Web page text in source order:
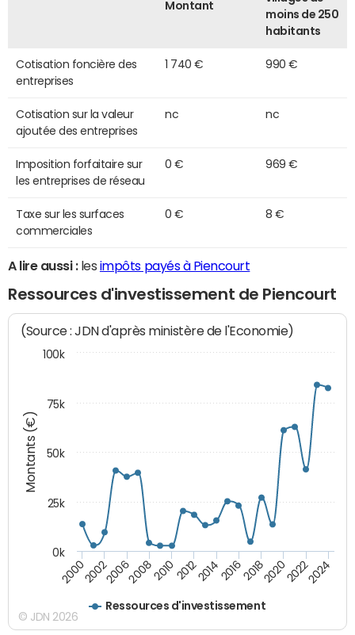
Montant
moins de 250
habitants
Cotisation foncière des
entreprises
1 740 € 990 €
Cotisation sur la valeur
ajoutée des entreprises
nc nc
Imposition forfaitaire sur
les entreprises de réseau
0 € 969 €
Taxe sur les surfaces
commerciales
0 € 8 €
A lire aussi :les impôts payés à Piencourt
Ressources d'investissement de Piencourt
Montants (€)
(Source : JDN d'après ministère de l'Economie)
Ressources d'investissement
200020022006200820102012201420162018202020222024
0k
25k
50k
75k
100k
© JDN 2026